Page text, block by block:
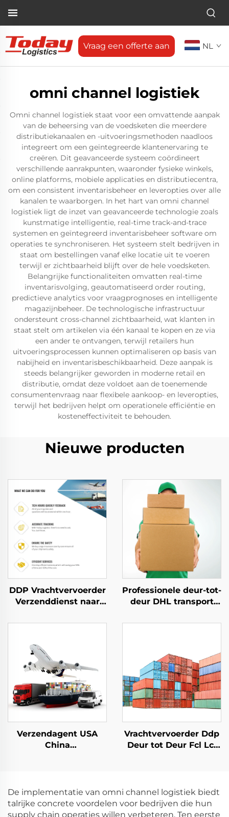
Vraag een offerte aan NL
omni channel logistiek
Omni channel logistiek staat voor een omvattende aanpak
van de beheersing van de voedsketen die meerdere
distributiekanaalen en -uitvoeringsmethoden naadloos
integreert om een geïntegreerde klantenervaring te
creëren. Dit geavanceerde systeem coördineert
verschillende aanrakpunten, waaronder fysieke winkels,
online platforms, mobiele applicaties en distributiecentra,
om een consistent inventarisbeheer en leveropties over alle
kanalen te waarborgen. In het hart van omni channel
logistiek ligt de inzet van geavanceerde technologie zoals
kunstmatige intelligentie, real-time track-and-trace
systemen en geïntegreerd inventarisbeheer software om
operaties te synchroniseren. Het systeem stelt bedrijven in
staat om bestellingen vanaf elke locatie uit te voeren
terwijl er zichtbaarheid blijft over de hele voedsketen.
Belangrijke functionaliteiten omvatten real-time
inventarisvolging, geautomatiseerd order routing,
predictieve analytics voor vraagprognoses en intelligente
magazijnbeheer. De technologische infrastructuur
ondersteunt cross-channel zichtbaarheid, wat klanten in
staat stelt om artikelen via één kanaal te kopen en ze via
een ander te ontvangen, terwijl retailers hun
uitvoeringsprocessen kunnen optimaliseren op basis van
nabijheid en inventarisbeschikbaarheid. Deze aanpak is
steeds belangrijker geworden in moderne retail en
distributie, omdat deze voldoet aan de toenemende
consumentenvraag naar flexibele aankoop- en leveropties,
terwijl het bedrijven helpt om operationele efficiëntie en
kosteneffectiviteit te behouden.
Nieuwe producten
DDP Vrachtvervoerder
Verzenddienst naar
VK Dhl Express Deur-
Professionele deur-tot-
deur DHL transport
dropshipping
verzendagent
Verzendagent USA
China
vrachtkosten DDP
express China naar
USA
Vrachtvervoerder Ddp
Deur tot Deur Fcl Lcl
De implementatie van omni channel logistiek biedt
talrijke concrete voordelen voor bedrijven die hun
supply chain operaties willen verbeteren. Ten eerste